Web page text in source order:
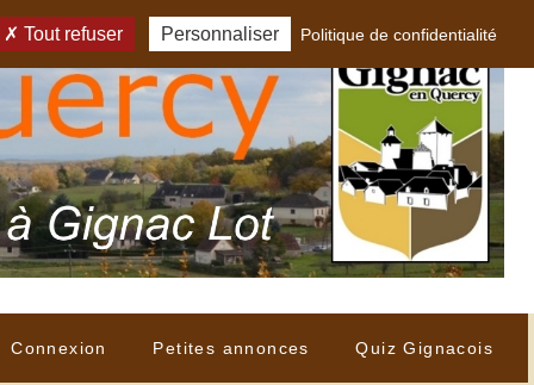
Connexion Petites annonces Quiz Gignacois
Tout refuser Personnaliser Politique de confidentialité